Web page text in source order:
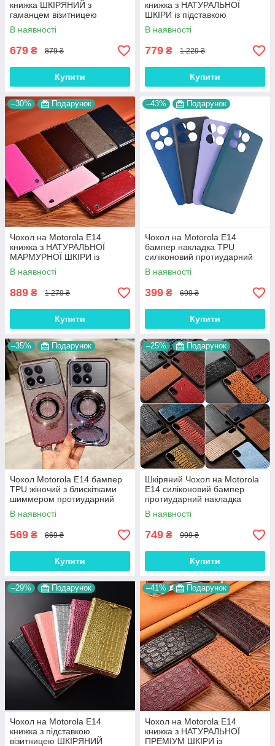
книжка ШКІРЯНИЙ з
гаманцем візитницею
ремінцем підставкою
протиударний "BUTTERFLY"
В наявності
679 ₴ 879 ₴
Купити
книжка з НАТУРАЛЬНОЇ
ШКІРИ із підставкою
візитницею протиударний
магнітний "LUXOR"
В наявності
779 ₴ 1 229 ₴
Купити
–30% Подарунок
Чохол на Motorola E14
книжка з НАТУРАЛЬНОЇ
МАРМУРНОЇ ШКІРИ із
підставкою протиударний
магнітний "MARBLE"
В наявності
889 ₴ 1 279 ₴
Купити
–43% Подарунок
Чохол на Motorola E14
бампер накладка TPU
силіконовий протиударний
оригінальний "SOFT TOUCH"
В наявності
399 ₴ 699 ₴
Купити
–35% Подарунок
Чохол Motorola E14 бампер
TPU жіночий з блискітками
шиммером протиударний
"SHINE BRIGHT"
В наявності
569 ₴ 869 ₴
Купити
–25% Подарунок
Шкіряний Чохол на Motorola
E14 силіконовий бампер
протиударний накладка
(вкажіть модель) "GENUINE"
В наявності
749 ₴ 999 ₴
Купити
–29% Подарунок
Чохол на Motorola E14
книжка з підставкою
візитницею ШКІРЯНИЙ
–41% Подарунок
Чохол на Motorola E14
книжка з НАТУРАЛЬНОЇ
ПРЕМІУМ ШКІРИ із